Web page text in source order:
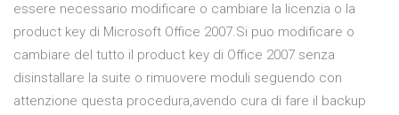
essere necessario modificare o cambiare la licenzia o la
product key di Microsoft Office 2007.Si puo modificare o
cambiare del tutto il product key di Office 2007 senza
disinstallare la suite o rimuovere moduli seguendo con
attenzione questa procedura,avendo cura di fare il backup